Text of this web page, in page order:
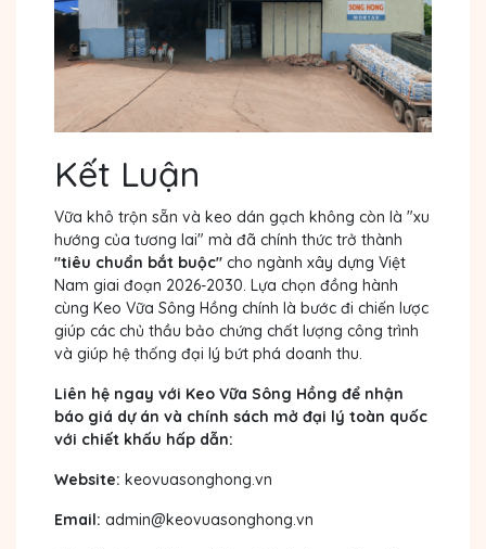
Kết Luận
Vữa khô trộn sẵn và keo dán gạch không còn là "xu
hướng của tương lai" mà đã chính thức trở thành
"tiêu chuẩn bắt buộc" cho ngành xây dựng Việt
Nam giai đoạn 2026-2030. Lựa chọn đồng hành
cùng Keo Vữa Sông Hồng chính là bước đi chiến lược
giúp các chủ thầu bảo chứng chất lượng công trình
và giúp hệ thống đại lý bứt phá doanh thu.
Liên hệ ngay với Keo Vữa Sông Hồng để nhận
báo giá dự án và chính sách mở đại lý toàn quốc
với chiết khấu hấp dẫn:
Website: keovuasonghong.vn
Email: admin@keovuasonghong.vn